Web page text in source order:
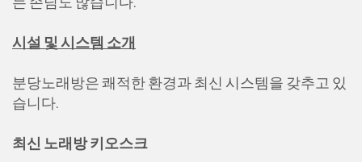
시설 및 시스템 소개
분당노래방은 쾌적한 환경과 최신 시스템을 갖추고 있
습니다.
최신 노래방 키오스크